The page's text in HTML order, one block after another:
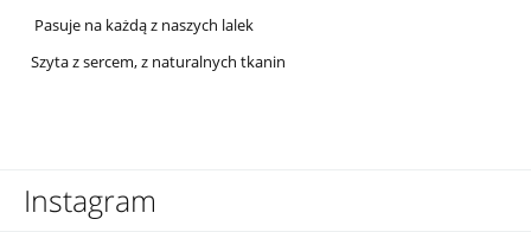
Pasuje na każdą z naszych lalek
Szyta z sercem, z naturalnych tkanin
Instagram